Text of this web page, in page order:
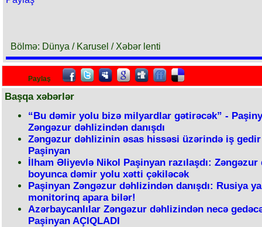
Bölmə: Dünya / Karusel / Xəbər lenti
Paylaş
Başqa xəbərlər
“Bu dəmir yolu bizə milyardlar gətirəcək” -
Zəngəzur dəhlizindən danışdı
Zəngəzur dəhlizinin əsas hissəsi üzərində iş
Paşinyan
İlham Əliyevlə Nikol Paşinyan razılaşdı:
boyunca dəmir yolu xətti çəkiləcək
Paşinyan Zəngəzur dəhlizindən danışdı: Rusiya
monitorinq apara bilər!
Azərbaycanlılar Zəngəzur dəhlizindən necə
Paşinyan AÇIQLADI